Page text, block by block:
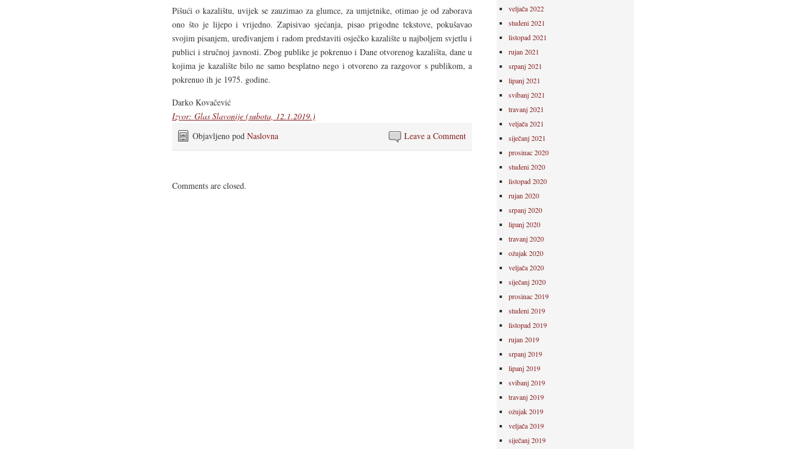
Pišući o kazalištu, uvijek se zauzimao za glumce, za umjetnike, otimao je od zaborava
ono što je lijepo i vrijedno. Zapisivao sjećanja, pisao prigodne tekstove, pokušavao
svojim pisanjem, uređivanjem i radom predstaviti osječko kazalište u najboljem svjetlu i
publici i stručnoj javnosti. Zbog publike je pokrenuo i Dane otvorenog kazališta, dane u
kojima je kazalište bilo ne samo besplatno nego i otvoreno za razgovor s publikom, a
pokrenuo ih je 1975. godine.
Darko Kovačević
Izvor: Glas Slavonije (subota, 12.1.2019.)
Leave a Comment
Objavljeno pod Naslovna
Comments are closed.
veljača 2022
studeni 2021
listopad 2021
rujan 2021
srpanj 2021
lipanj 2021
svibanj 2021
travanj 2021
veljača 2021
siječanj 2021
prosinac 2020
studeni 2020
listopad 2020
rujan 2020
srpanj 2020
lipanj 2020
travanj 2020
ožujak 2020
veljača 2020
siječanj 2020
prosinac 2019
studeni 2019
listopad 2019
rujan 2019
srpanj 2019
lipanj 2019
svibanj 2019
travanj 2019
ožujak 2019
veljača 2019
siječanj 2019